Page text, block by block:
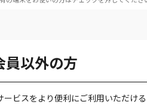
員以外の方
ビスをより便利にご利用いただける